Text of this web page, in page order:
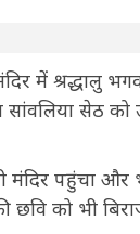
में श्रद्धालु
सेठ को
मंदिर पहुंचा
को भी